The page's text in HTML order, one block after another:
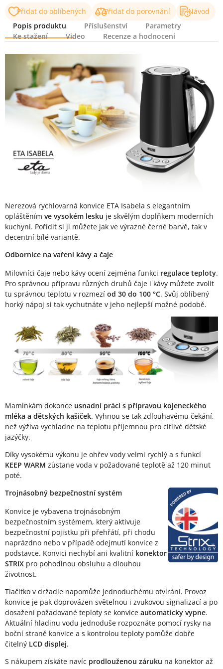
Přidat do oblíbených Přidat do porovnání
Návod
Popis produktu
Příslušenství
Parametry
Ke stažení
Video Recenze a hodnocení
Popis produktu
Nerezová rychlovarná konvice ETA Isabela s elegantním
opláštěním ve vysokém lesku je skvělým doplňkem moderních
kuchyní. Pořídit si ji můžete jak ve výrazné černé barvě, tak v
decentní bílé variantě.
Odbornice na vaření kávy a čaje
Milovníci čaje nebo kávy ocení zejména funkci regulace teploty.
Pro správnou přípravu různých druhů čaje i kávy můžete zvolit
tu správnou teplotu v rozmezí od 30 do 100 °C. Svůj oblíbený
horký nápoj si tak vychutnáte v jeho nejlepší možné podobě.
Maminkám dokonce usnadní práci s přípravou kojeneckého
mléka a dětských kašiček. Vyhnou se tak zdlouhavému čekání,
než výživa vychladne na teplotu příjemnou pro citlivé dětské
jazýčky.
Díky vysokému výkonu je ohřev vody velmi rychlý a s funkcí
KEEP WARM zůstane voda v požadované teplotě až 120 minut
poté.
Trojnásobný bezpečnostní systém
Konvice je vybavena trojnásobným
bezpečnostním systémem, který aktivuje
bezpečnostní pojistku při přehřátí, při chodu
naprázdno nebo v případě odejmutí konvice z
podstavce. Konvici nechybí ani kvalitní konektor
STRIX pro pohodlnou obsluhu a dlouhou
životnost.
Tlačítko v držadle napomůže jednoduchému otvírání. Provoz
konvice je pak doprovázen světelnou i zvukovou signalizací a po
dosažení požadované teploty se konvice automaticky vypne.
Aktuální hladinu vodu jednoduše rozpoznáte pomocí rysky na
boční straně konvice a s kontrolou teploty pomůže dobře
čitelný LCD displej.
S nákupem získáte navíc prodlouženou záruku na konektor až